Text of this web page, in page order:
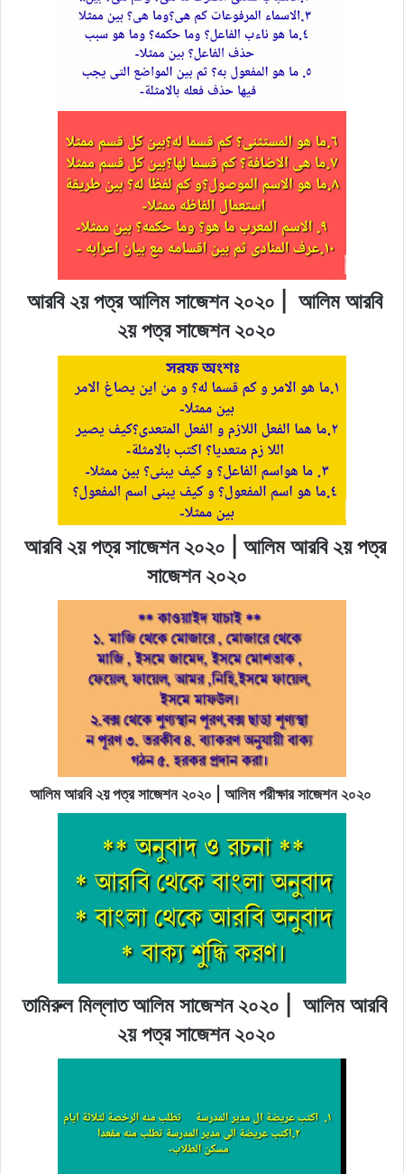
আরবি ২য় পত্র আলিম সাজেশন ২০২০ | আলিম আরবি
২য় পত্র সাজেশন ২০২০
আরবি ২য় পত্র সাজেশন ২০২০ | আলিম আরবি ২য় পত্র
সাজেশন ২০২০
আলিম আরবি ২য় পত্র সাজেশন ২০২০ | আলিম পরীক্ষার সাজেশন ২০২০
তামিরুল মিল্লাত আলিম সাজেশন ২০২০ | আলিম আরবি
২য় পত্র সাজেশন ২০২০